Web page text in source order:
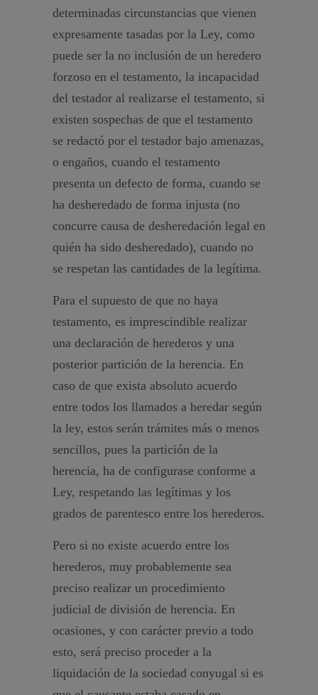
determinadas circunstancias que vienen
expresamente tasadas por la Ley, como
puede ser la no inclusión de un heredero
forzoso en el testamento, la incapacidad
del testador al realizarse el testamento, si
existen sospechas de que el testamento
se redactó por el testador bajo amenazas,
o engaños, cuando el testamento
presenta un defecto de forma, cuando se
ha desheredado de forma injusta (no
concurre causa de desheredación legal en
quién ha sido desheredado), cuando no
se respetan las cantidades de la legítima.
Para el supuesto de que no haya
testamento, es imprescindible realizar
una declaración de herederos y una
posterior partición de la herencia. En
caso de que exista absoluto acuerdo
entre todos los llamados a heredar según
la ley, estos serán trámites más o menos
sencillos, pues la partición de la
herencia, ha de configurase conforme a
Ley, respetando las legítimas y los
grados de parentesco entre los herederos.
Pero si no existe acuerdo entre los
herederos, muy probablemente sea
preciso realizar un procedimiento
judicial de división de herencia. En
ocasiones, y con carácter previo a todo
esto, será preciso proceder a la
liquidación de la sociedad conyugal si es